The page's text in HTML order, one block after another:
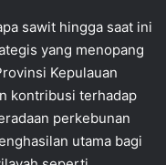
sawit hingga saat ini
yang menopang
Kepulauan
kontribusi terhadap
perkebunan
utama bagi